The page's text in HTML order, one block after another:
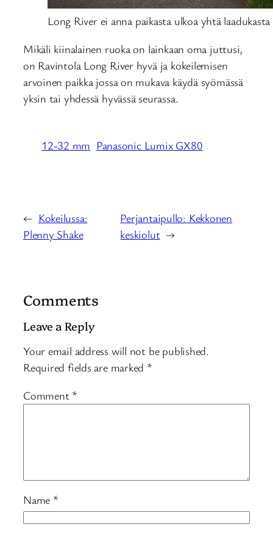
Long River ei anna paikasta ulkoa yhtä
Mikäli kiinalainen ruoka on lainkaan oma juttusi,
on Ravintola Long River hyvä ja kokeilemisen
arvoinen paikka jossa on mukava käydä syömässä
yksin tai yhdessä hyvässä seurassa.
12-32 mm Panasonic Lumix GX80
← Kokeilussa:
Plenny Shake
Perjantaipullo: Kekkonen
keskiolut →
Comments
Leave a Reply
Your email address will not be published.
Required fields are marked *
Comment *
Name *